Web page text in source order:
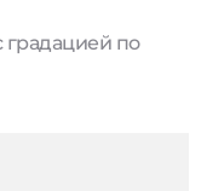
градацией по